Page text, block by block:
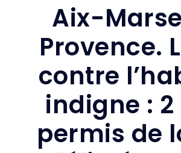
Aix-
Provence.
contre
indigne : 2
permis de